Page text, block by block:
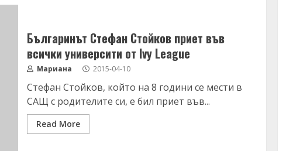
Българинът Стефан Стойков приет във
всички университи от Ivy League
Мариана 2015-04-10
Стефан Стойков, който на 8 години се мести в
САЩ с родителите си, е бил приет във...
Read More